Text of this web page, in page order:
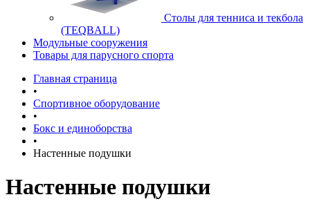
Cтолы для тенниса и текбола
(TEQBALL)
Модульные сооружения
Товары для парусного спорта
Главная страница
•
Спортивное оборудование
•
Бокс и единоборства
•
Настенные подушки
Настенные подушки